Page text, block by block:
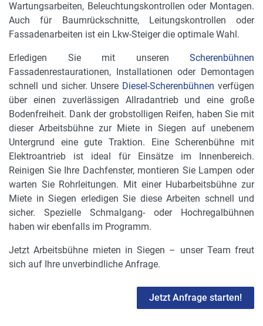
Wartungsarbeiten, Beleuchtungskontrollen oder Montagen.
Auch für Baumrückschnitte, Leitungskontrollen oder
Fassadenarbeiten ist ein Lkw-Steiger die optimale Wahl.
Erledigen Sie mit unseren Scherenbühnen
Fassadenrestaurationen, Installationen oder Demontagen
schnell und sicher. Unsere Diesel-Scherenbühnen verfügen
über einen zuverlässigen Allradantrieb und eine große
Bodenfreiheit. Dank der grobstolligen Reifen, haben Sie mit
dieser Arbeitsbühne zur Miete in Siegen auf unebenem
Untergrund eine gute Traktion. Eine Scherenbühne mit
Elektroantrieb ist ideal für Einsätze im Innenbereich.
Reinigen Sie Ihre Dachfenster, montieren Sie Lampen oder
warten Sie Rohrleitungen. Mit einer Hubarbeitsbühne zur
Miete in Siegen erledigen Sie diese Arbeiten schnell und
sicher. Spezielle Schmalgang- oder Hochregalbühnen
haben wir ebenfalls im Programm.
Jetzt Arbeitsbühne mieten in Siegen – unser Team freut
sich auf Ihre unverbindliche Anfrage.
Jetzt Anfrage starten!